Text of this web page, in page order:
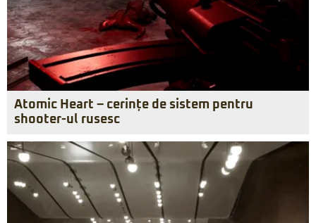
Atomic Heart – cerințe de sistem pentru
shooter-ul rusesc